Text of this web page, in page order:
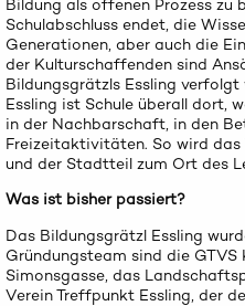
Bildung als offenen Prozess
Schulabschluss endet, die
Generationen, aber auch die
der Kulturschaffenden sind
Bildungsgrätzls Essling
Essling ist Schule überall dort,
in der Nachbarschaft, in den
Freizeitaktivitäten. So wird das
und der Stadtteil zum Ort des
Was ist bisher passiert?
Das Bildungsgrätzl Essling
Gründungsteam sind die GTVS
Simonsgasse, das
Verein Treffpunkt Essling, der